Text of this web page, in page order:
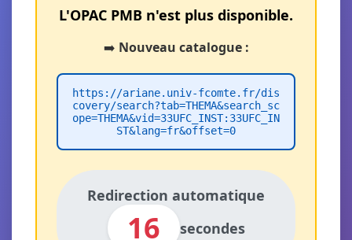
L'OPAC PMB n'est plus disponible.
➡️ Nouveau catalogue :
https://ariane.univ-fcomte.fr/dis
covery/search?tab=THEMA&search_sc
ope=THEMA&vid=33UFC_INST:33UFC_IN
ST&lang=fr&offset=0
Redirection automatique
16 secondes